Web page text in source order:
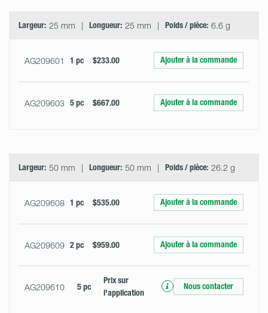
Largeur: 25 mm Longueur: 25 mm Poids / pièce: 6.6 g
AG209601 1 pc $233.00 Ajouter à la commande
AG209603 5 pc $667.00 Ajouter à la commande
Largeur: 50 mm Longueur: 50 mm Poids / pièce: 26.2 g
AG209608 1 pc $535.00 Ajouter à la commande
AG209609 2 pc $959.00 Ajouter à la commande
AG209610 5 pc
Prix ​​sur
l'application
Nous contacter